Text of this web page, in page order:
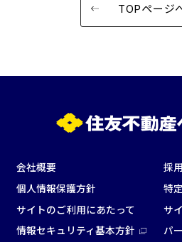
TOPページ
会社概要
採
個人情報保護方針
特
サイトのご利用にあたって
サ
情報セキュリティ基本方針
パ
大型スクリーンあり
パーティ・懇親会
e-sports大会